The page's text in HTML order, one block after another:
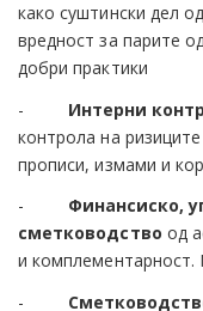
како суштински дел
вредност за парите
добри практики
- Интерни
контрола на
прописи, измами и
- Финансиско,
сметководство од
и комплементарност.
-